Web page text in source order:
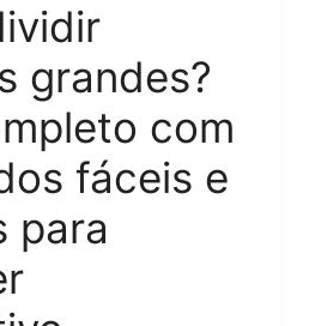
grandes?
com
fáceis e
para